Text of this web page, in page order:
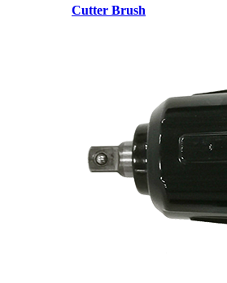
Cutter Brush